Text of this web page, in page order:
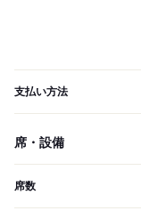
支払い方法
席・設備
席数